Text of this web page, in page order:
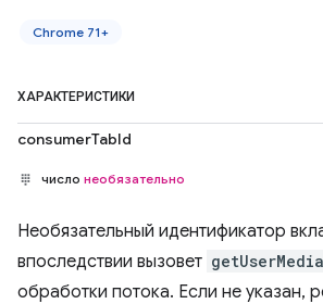
Chrome 71+
ХАРАКТЕРИСТИКИ
consumerTabId
число необязательно
Необязательный идентификатор
впоследствии вызовет
обработки потока. Если не указан,